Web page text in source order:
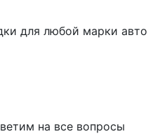
для любой марки авто
на все вопросы